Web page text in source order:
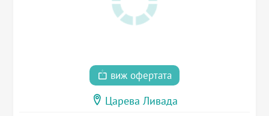
виж офертата
Царева Ливада